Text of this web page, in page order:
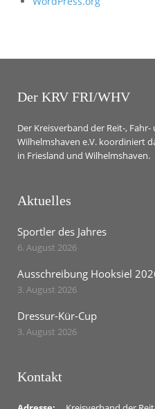
Der KRV FRI/WHV
Der Kreisverband der Reit-,
Wilhelmshaven e.V. koordiniert
in Friesland und Wilhelmshaven.
Aktuelles
Sportler des Jahres
6. August 2026
Ausschreibung Hooksiel
3. August 2026
Dressur-Kür-Cup
3. August 2026
Kontakt